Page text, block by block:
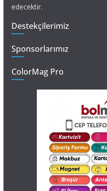
edecektir.
Destekçilerimiz
Sponsorlarımız
ColorMag Pro